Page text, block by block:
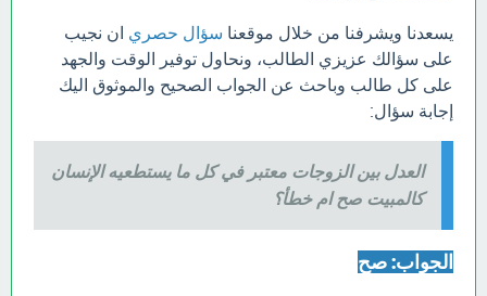
يسعدنا ويشرفنا من خلال موقعنا سؤال حصري ان نجيب
على سؤالك عزيزي الطالب، ونحاول توفير الوقت والجهد
على كل طالب وباحث عن الجواب الصحيح والموثوق اليك
إجابة سؤال:
العدل بين الزوجات معتبر في كل ما يستطعيه الإنسان
كالمبيت صح ام خطأ؟
الجواب: صح